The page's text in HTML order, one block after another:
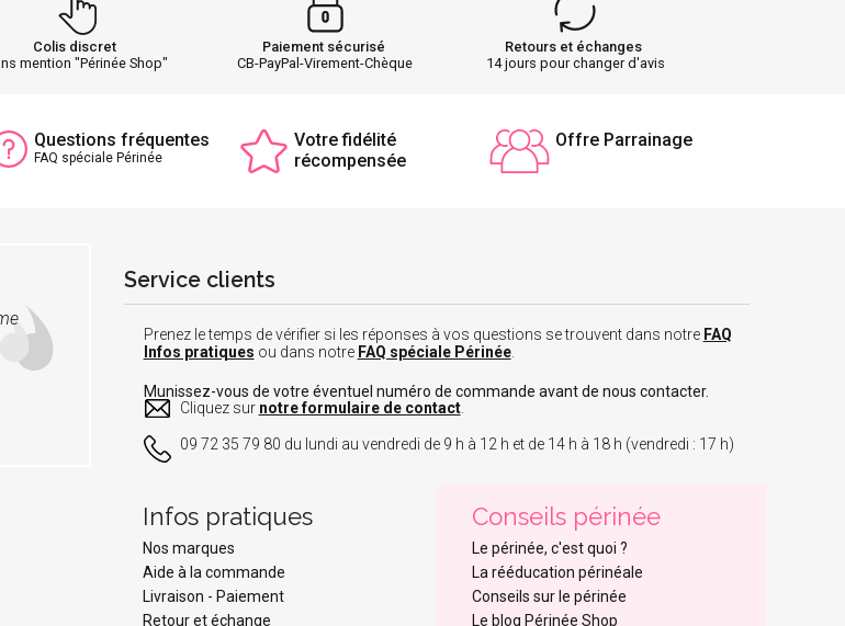
Colis discret
mention "Périnée Shop"
Paiement sécurisé
CB-PayPal-Virement-Chèque
Retours et échanges
14 jours pour changer d'avis
Questions fréquentes
FAQ spéciale Périnée
Votre fidélité
récompensée
Offre Parrainage
Service clients
Prenez le temps de vérifier si les réponses à vos questions se trouvent dans notre FAQ
Infos pratiques ou dans notre FAQ spéciale Périnée.
Munissez-vous de votre éventuel numéro de commande avant de nous contacter.
Cliquez sur notre formulaire de contact.
09 72 35 79 80 du lundi au vendredi de 9 h à 12 h et de 14 h à 18 h (vendredi : 17 h)
Infos pratiques
Nos marques
Aide à la commande
Livraison - Paiement
Retour et échange
Conseils périnée
Le périnée, c'est quoi ?
La rééducation périnéale
Conseils sur le périnée
Le blog Périnée Shop